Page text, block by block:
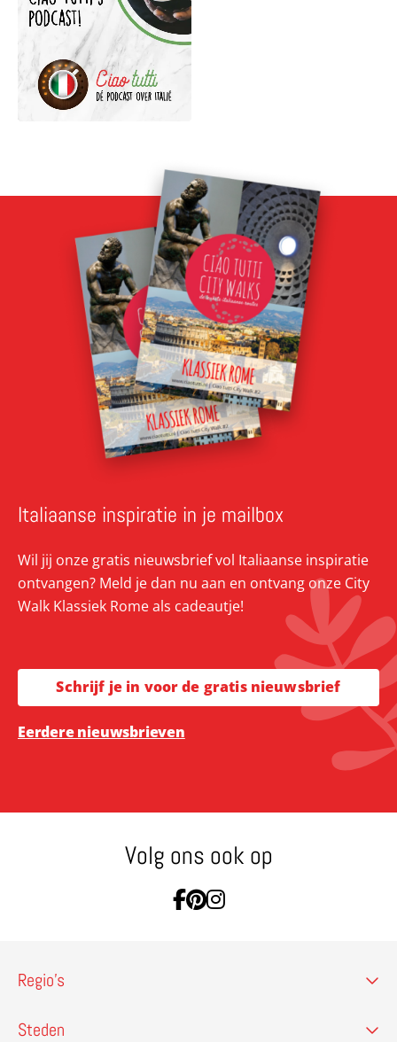
Italiaanse inspiratie in je mailbox
Wil jij onze gratis nieuwsbrief vol Italiaanse inspiratie
ontvangen? Meld je dan nu aan en ontvang onze City
Walk Klassiek Rome als cadeautje!
Schrijf je in voor de gratis nieuwsbrief
Eerdere nieuwsbrieven
Volg ons ook op
Ga naar Facebook
Ga naar Pinterest
Ga naar Instagram
Regio’s
Steden